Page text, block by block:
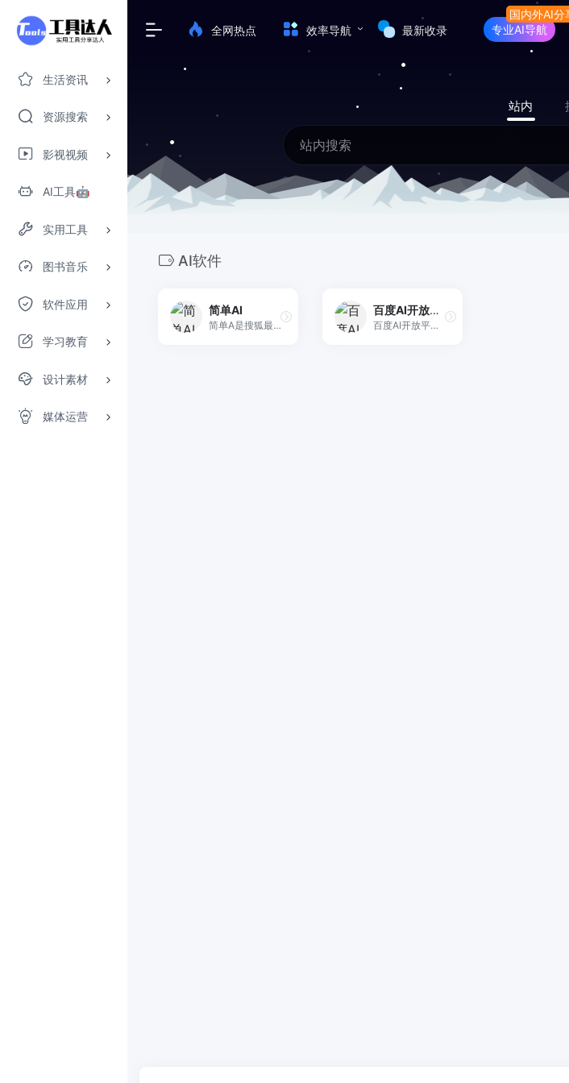
生活资讯
资源搜索
影视视频
AI工具🤖
实用工具
图书音乐
软件应用
学习教育
设计素材
媒体运营
全网热点 效率导航 最新收录 专业AI导航
站内
AI软件
简单AI
简单A是搜狐最新推出的智能图片生成平台和社区，是一个适合小白直接上手的AJ图片生成工具，提供文生图和图生图两种模式，上手简单，且生成质量较好。目前，用户可以通过简单Al每日免费生成 10 张图片。同时，该平台还提供用户作品分享社区、创作同款、提示词参考等功能。
百度AI开放平台
百度AI开放平台提供全球领先的语音、图像、NLP等多项人工智能技术，开放对话式人工智能系统、智能驾驶系统两大行业生态，共享AI领域最新的应用场景和解决方案，帮您提升竞争力，开创未来。